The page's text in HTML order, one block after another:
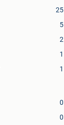
25
5
2
1
1
0
0